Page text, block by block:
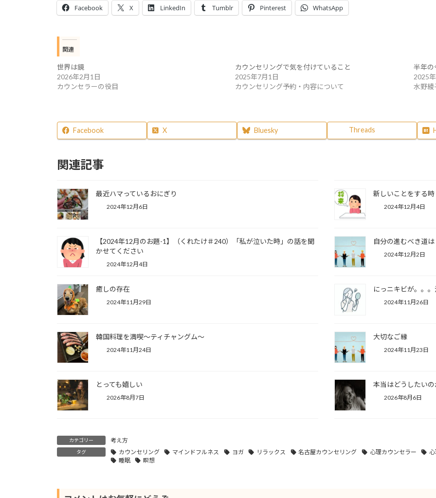
Facebook X LinkedIn Tumblr Pinterest WhatsApp
関連
世界は鏡
2026年2月1日
カウンセラーの役目
カウンセリングで気を付けていること
2025年7月1日
カウンセリング予約・内容について
半年の
2025
水野綾
Facebook X Bluesky Threads
関連記事
最近ハマっているおにぎり
2024年12月6日
新しいことをする時
2024年12月4日
【2024年12月のお題-1】（くれたけ＃240）「私が泣いた時」の話を聞
かせてください
2024年12月4日
自分の進むべき道
2024年12月2日
癒しの存在
2024年11月29日
にっニキビが。。
2024年11月26日
韓国料理を満喫～ティチャングム～
2024年11月24日
大切なご縁
2024年11月23日
とっても嬉しい
2026年8月7日
本当はどうしたい
2026年8月6日
カテゴリー 考え方
タグ カウンセリング マインドフルネス ヨガ リラックス 名古屋カウンセリング 心理カウンセラー
睡眠
瞑想